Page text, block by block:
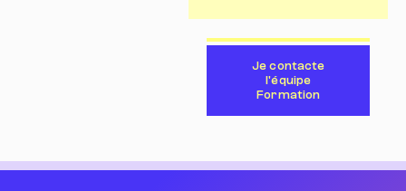
Je contacte
l'équipe
Formation